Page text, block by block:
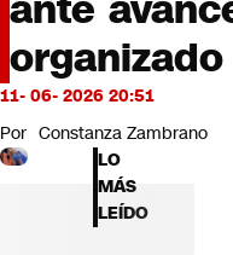
CNN tiempo
Opinión
organizado
11- 06- 2026 20:51
Por Constanza Zambrano
LO
MÁS
LEÍDO